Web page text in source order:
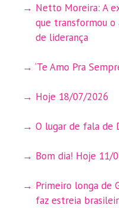
Netto Moreira: A
que transformou
de liderança
‘Te Amo Pra
Hoje 18/07/2026
O lugar de fala de
Bom dia! Hoje 11/
Primeiro longa de
faz estreia